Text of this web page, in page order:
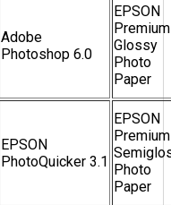
Adobe
Photoshop 6.0
EPSON
Premium
Glossy
Photo
Paper
EPSON
PhotoQuicker 3.1
EPSON
Premium
Photo
Paper